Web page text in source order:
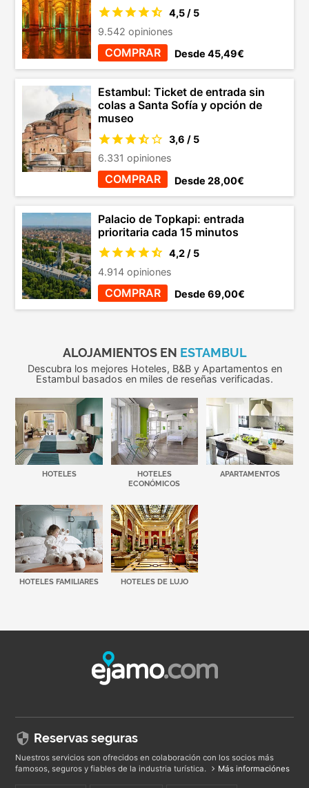
4,5 / 5
9.542 opiniones
COMPRAR Desde 45,49€
Estambul: Ticket de entrada sin
colas a Santa Sofía y opción de
museo
3,6 / 5
6.331 opiniones
COMPRAR Desde 28,00€
Palacio de Topkapi: entrada
prioritaria cada 15 minutos
4,2 / 5
4.914 opiniones
COMPRAR Desde 69,00€
ALOJAMIENTOS EN ESTAMBUL
Descubra los mejores Hoteles, B&B y Apartamentos en
Estambul basados en miles de reseñas verificadas.
HOTELES
HOTELES
ECONÓMICOS
APARTAMENTOS
HOTELES FAMILIARES HOTELES DE LUJO
Reservas seguras
Nuestros servicios son ofrecidos en colaboración con los socios más
famosos, seguros y fiables de la industria turística.
Más informaciónes